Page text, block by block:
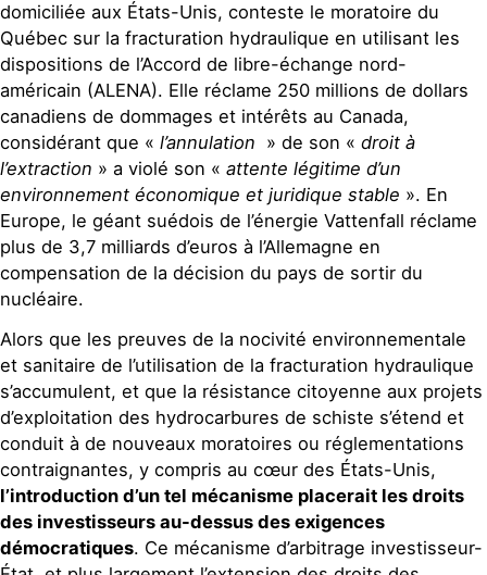
domiciliée aux États-Unis, conteste le moratoire du
Québec sur la fracturation hydraulique en utilisant les
dispositions de l’Accord de libre-échange nord-
américain (ALENA). Elle réclame 250 millions de dollars
canadiens de dommages et intérêts au Canada,
considérant que « l’annulation » de son « droit à
l’extraction » a violé son « attente légitime d’un
environnement économique et juridique stable ». En
Europe, le géant suédois de l’énergie Vattenfall réclame
plus de 3,7 milliards d’euros à l’Allemagne en
compensation de la décision du pays de sortir du
nucléaire.
Alors que les preuves de la nocivité environnementale
et sanitaire de l’utilisation de la fracturation hydraulique
s’accumulent, et que la résistance citoyenne aux projets
d’exploitation des hydrocarbures de schiste s’étend et
conduit à de nouveaux moratoires ou réglementations
contraignantes, y compris au cœur des États-Unis,
l’introduction d’un tel mécanisme placerait les droits
des investisseurs au-dessus des exigences
démocratiques. Ce mécanisme d’arbitrage investisseur-